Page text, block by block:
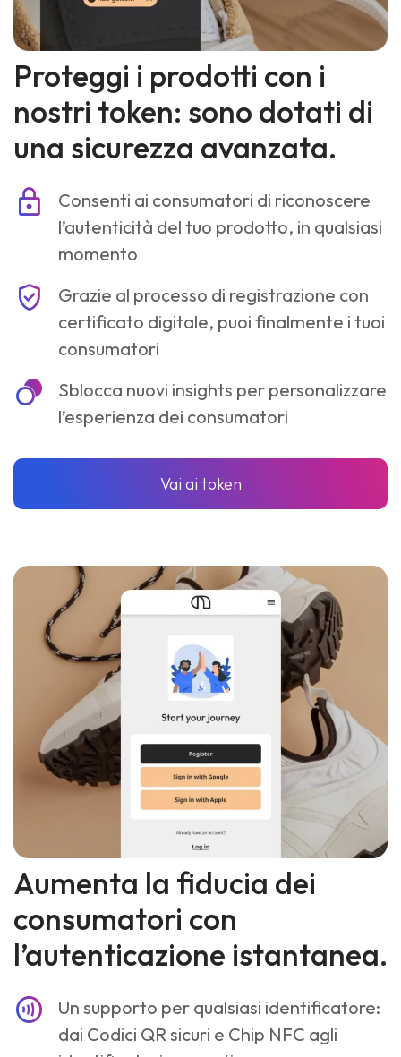
Proteggi i prodotti con i
nostri token: sono dotati di
una sicurezza avanzata.
lock
Consenti ai consumatori di riconoscere
l’autenticità del tuo prodotto, in qualsiasi
momento
verified_user
Grazie al processo di registrazione con
certificato digitale, puoi finalmente i tuoi
consumatori
masked_transitions
Sblocca nuovi insights per personalizzare
l’esperienza dei consumatori
Vai ai token
Aumenta la fiducia dei
consumatori con
l’autenticazione istantanea.
contactless
Un supporto per qualsiasi identificatore:
dai Codici QR sicuri e Chip NFC agli